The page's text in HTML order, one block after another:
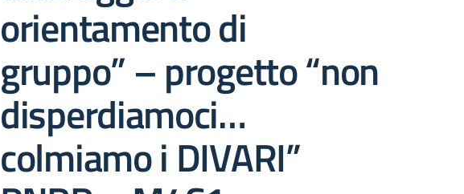
orientamento di
gruppo” – progetto “non
disperdiamoci…
colmiamo i DIVARI”